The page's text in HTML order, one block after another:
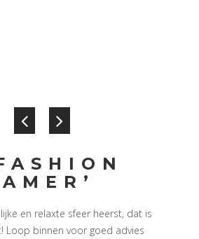
en relaxte sfeer heerst, dat is
Loop binnen voor goed advies